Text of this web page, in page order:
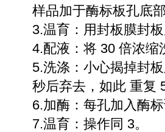
样品加于酶标板孔底
3.温育：用封板膜封
4.配液：将 30 倍浓缩
5.洗涤：小心揭掉封
秒后弃去，如此 重复
6.加酶：每孔加入酶
7.温育：操作同 3。